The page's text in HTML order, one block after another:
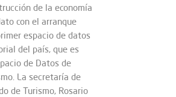
de la economía
con el arranque
espacio de datos
del país, que es
de Datos de
La secretaría de
de Turismo, Rosario